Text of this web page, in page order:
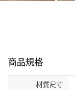
商品規格
材質尺寸